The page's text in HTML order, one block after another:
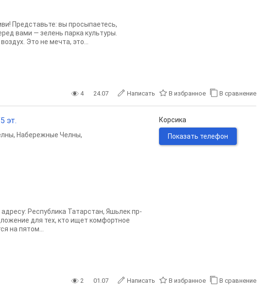
Представьте: вы просыпаетесь,
вами — зелень парка культуры.
Это не мечта, это...
4 24.07 Написать В избранное В сравнение
эт.
, Набережные Челны,
Республика Татарстан, Яшьлек пр-
для тех, кто ищет комфортное
на пятом...
Корсика
Показать телефон
2 01.07 Написать В избранное В сравнение